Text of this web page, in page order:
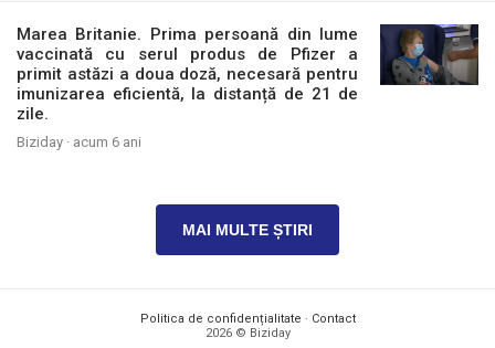
Marea Britanie. Prima persoană din lume
vaccinată cu serul produs de Pfizer a
primit astăzi a doua doză, necesară pentru
imunizarea eficientă, la distanță de 21 de
zile.
Biziday · acum 6 ani
MAI MULTE ȘTIRI
Politica de confidențialitate · Contact
2026 © Biziday